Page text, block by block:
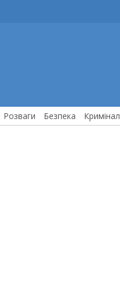
Розваги Безпека Кримінал